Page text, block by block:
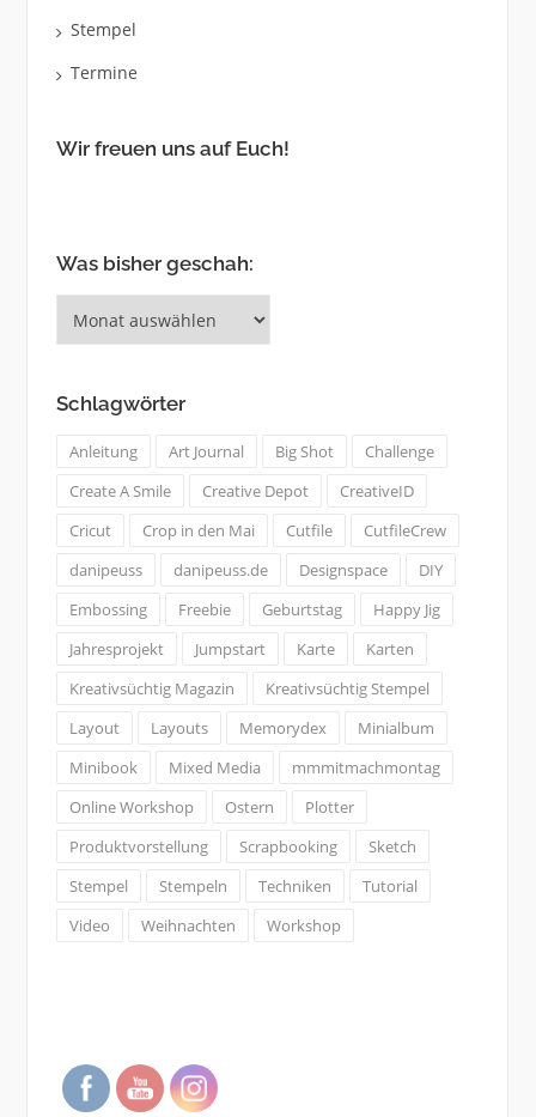
Stempel
Termine
Wir freuen uns auf Euch!
Was bisher geschah:
bisher
Schlagwörter
Anleitung Art Journal Big Shot
Challenge
Create A Smile
Creative Depot
CreativeID
Cricut
Crop in den Mai Cutfile
CutfileCrew
danipeuss
danipeuss.de Designspace
DIY
Embossing
Freebie Geburtstag
Happy Jig
Jahresprojekt
Jumpstart Karte
Karten
Kreativsüchtig Magazin
Kreativsüchtig Stempel
Layout
Layouts Memorydex
Minialbum
Minibook
Mixed Media
mmmitmachmontag
Online Workshop
Ostern
Plotter
Produktvorstellung
Scrapbooking
Sketch
Stempel
Stempeln Techniken
Tutorial
Video
Weihnachten Workshop